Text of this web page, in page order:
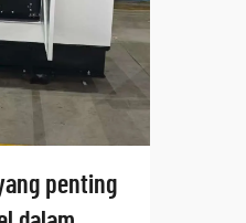
penting